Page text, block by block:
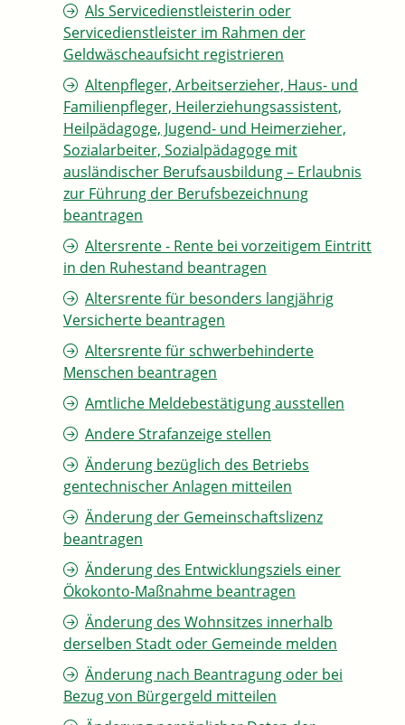
Als Servicedienstleisterin oder
Servicedienstleister im Rahmen der
Geldwäscheaufsicht registrieren
Altenpfleger, Arbeitserzieher, Haus- und
Familienpfleger, Heilerziehungsassistent,
Heilpädagoge, Jugend- und Heimerzieher,
Sozialarbeiter, Sozialpädagoge mit
ausländischer Berufsausbildung – Erlaubnis
zur Führung der Berufsbezeichnung
beantragen
Altersrente - Rente bei vorzeitigem Eintritt
in den Ruhestand beantragen
Altersrente für besonders langjährig
Versicherte beantragen
Altersrente für schwerbehinderte
Menschen beantragen
Amtliche Meldebestätigung ausstellen
Andere Strafanzeige stellen
Änderung bezüglich des Betriebs
gentechnischer Anlagen mitteilen
Änderung der Gemeinschaftslizenz
beantragen
Änderung des Entwicklungsziels einer
Ökokonto-Maßnahme beantragen
Änderung des Wohnsitzes innerhalb
derselben Stadt oder Gemeinde melden
Änderung nach Beantragung oder bei
Bezug von Bürgergeld mitteilen